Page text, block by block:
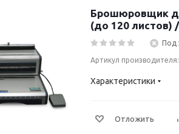
Брошюровщик
(до 120 листов)
Под
Артикул
Характеристики
Отложить